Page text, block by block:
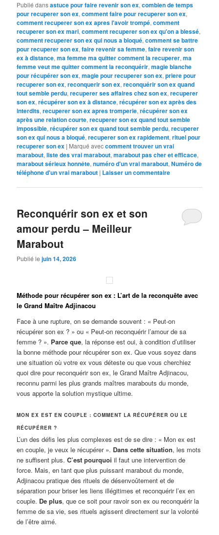
Publié dansastuce pour faire revenir son ex,combien de temps
pour recuperer son ex,comment faire pour recuperer son ex,
comment recuperer son ex apres l'avoir trompé,comment
recuperer son ex mari,comment recuperer son ex qu'on a blessé,
comment recuperer son ex qui nous a bloqué,comment se battre
pour recuperer son ex,faire revenir sa femme,faire revenir son
ex à distance,ma femme ma quitter comment la recuperer,ma
femme veut me quitter comment la reconquérir,magie blanche
pour récupérer son ex,magie pour recuperer son ex,priere pour
recuperer son ex,reconquerir son ex,reconquérir son ex quand
tout semble perdu,recuperer ses affaires chez son ex,recuperer
son ex,récupérer son ex à distance,récupérer son ex après des
interdits,recuperer son ex apres tromperie,récupérer son ex
après une relation courte,recuperer son ex quand tout semble
impossible,récupérer son ex quand tout semble perdu,recuperer
son ex qui nous a bloqué,recuperer son ex rapidement,rituel pour
recuperer son ex | Marqué aveccomment trouver un vrai
marabout,liste des vrai marabout,marabout pas cher et efficace,
marabout sérieux honnête,numéro d'un vrai marabout,Numéro de
téléphone d'un vrai marabout | Laisser un commentaire
Reconquérir son ex et son
amour perdu – Meilleur
Marabout
Publié lejuin 14, 2026
Méthode pour récupérer son ex : L’art de la reconquête avec
le Grand Maître Adjinacou
Face à une rupture, on se demande souvent : « Peut-on
récupérer son ex ? » ou « Peut-on reconquérir l’amour de sa
femme ? ». Parce que, la réponse est oui, à condition d’utiliser
la bonne méthode pour récupérer son ex. Que vous soyez dans
une situation où votre ex vous déteste ou que vous cherchiez
quoi dire pour reconquérir son ex, le Grand Maître Adjinacou,
reconnu parmi les plus grands maîtres marabouts du monde,
vous apporte la solution mystique ultime.
MON EX EST EN COUPLE : COMMENT LA RÉCUPÉRER OU LE
RÉCUPÉRER ?
L’un des défis les plus complexes est de se dire : « Mon ex est
en couple, je veux le récupérer ». Dans cette situation, les mots
ne suffisent plus.C’est pourquoi il faut une intervention de
force. Mais, en tant que plus puissant marabout du monde,
Adjinacou pratique des rituels de désenvoûtement et de
séparation pour briser les liens illégitimes et reconquérir l’ex en
couple. De plus, que ce soit pour ravoir son ex ou reconquérir la
femme de sa vie, ses rituels agissent directement sur la volonté
de l’être aimé.